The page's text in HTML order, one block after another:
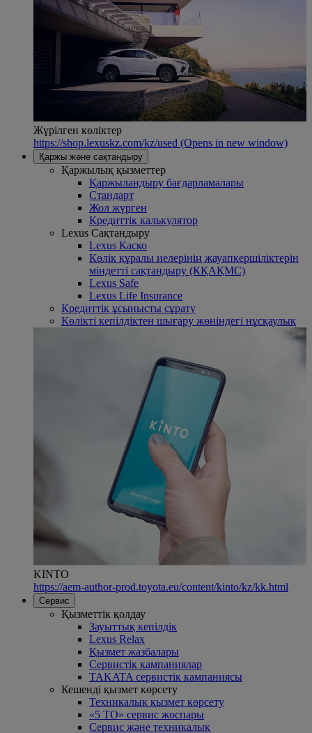
Жүрілген көліктер
https://shop.lexuskz.com/kz/used (Opens in new window)
Қаржы және сақтандыру
Қаржылық қызметтер
Қаржыландыру бағдарламалары
Стандарт
Жол жүрген
Кредиттік калькулятор
Lexus Сақтандыру
Lexus Каско
Көлік құралы иелерінің жауапкершіліктерін
міндетті сақтандыру (КҚАҚМС)
Lexus Safe
Lexus Life Insurance
Кредиттік ұсынысты сұрату
Көлікті кепілдіктен шығару жөніндегі нұсқаулық
KINTO
https://aem-author-prod.toyota.eu/content/kinto/kz/kk.html
Сервис
Қызметтік қолдау
Зауыттық кепілдік
Lexus Relax
Қызмет жазбалары
Сервистік кампаниялар
TAKATA сервистік кампаниясы
Кешенді қызмет көрсету
Техникалық қызмет көрсету
«5 ТО» сервис жоспары
Сервис және техникалық